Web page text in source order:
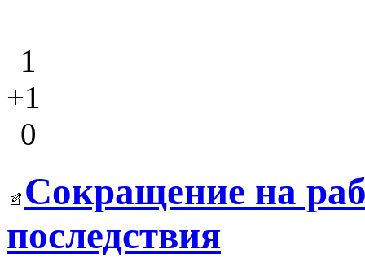
1
+1
0
Сокращение на
последствия